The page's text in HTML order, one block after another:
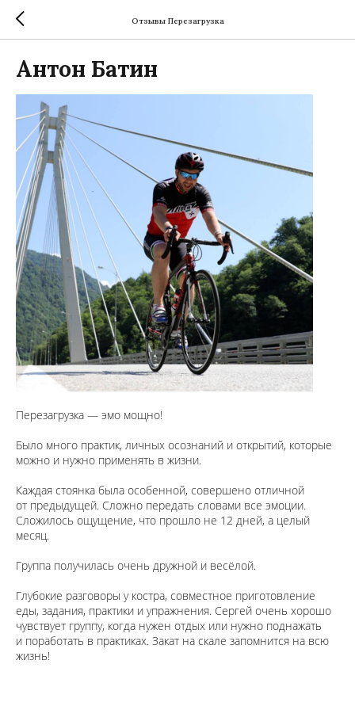
Отзывы Перезагрузка
Антон Батин
Перезагрузка — эмо мощно!
Было много практик, личных осознаний и открытий, которые
можно и нужно применять в жизни.
Каждая стоянка была особенной, совершено отличной
от предыдущей. Сложно передать словами все эмоции.
Сложилось ощущение, что прошло не 12 дней, а целый
месяц.
Группа получилась очень дружной и весёлой.
Глубокие разговоры у костра, совместное приготовление
еды, задания, практики и упражнения. Сергей очень хорошо
чувствует группу, когда нужен отдых или нужно поднажать
и поработать в практиках. Закат на скале запомнится на всю
жизнь!